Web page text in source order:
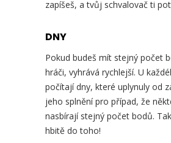
zapíšeš, a tvůj schvalovač ti
DNY
Pokud budeš mít stejný počet
hráči, vyhrává rychlejší. U
počítají dny, které uplynuly od
jeho splnění pro případ, že
nasbírají stejný počet bodů.
hbitě do toho!